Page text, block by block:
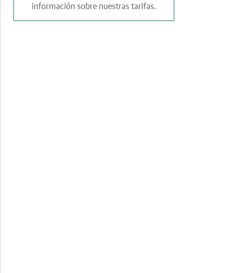
información sobre nuestras tarifas.